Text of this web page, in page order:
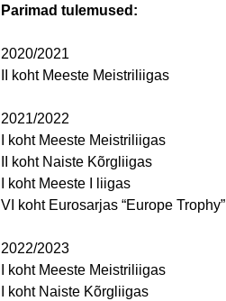
Parimad tulemused:
2020/2021
II koht Meeste Meistriliigas
2021/2022
I koht Meeste Meistriliigas
II koht Naiste Kõrgliigas
I koht Meeste I liigas
VI koht Eurosarjas “Europe Trophy”
2022/2023
I koht Meeste Meistriliigas
I koht Naiste Kõrgliigas